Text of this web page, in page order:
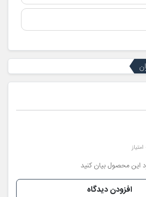
این محصول بیان کنید
افزودن دیدگاه